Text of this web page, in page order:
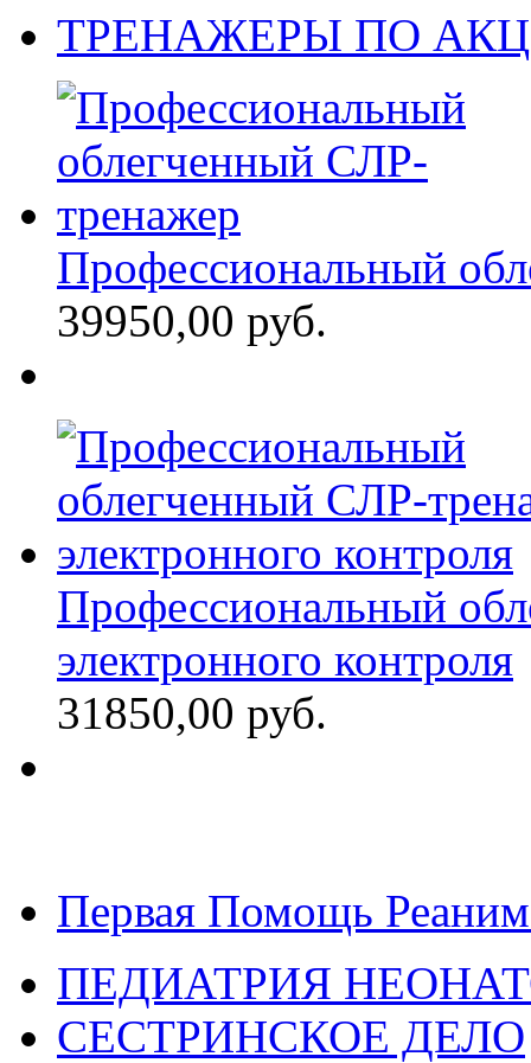
ТРЕНАЖЕРЫ ПО
Профессиональный
39950,00 руб.
Профессиональный
электронного контроля
31850,00 руб.
Первая Помощь
ПЕДИАТРИЯ
СЕСТРИНСКОЕ ДЕЛО